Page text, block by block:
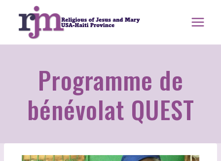
contenu
Programme de
bénévolat QUEST